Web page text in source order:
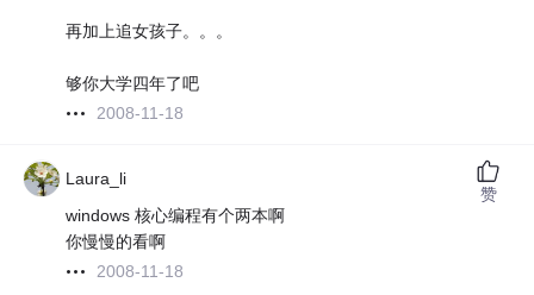
再加上追女孩子。。。
够你大学四年了吧
2008-11-18
Laura_li
windows 核心编程有个两本啊
你慢慢的看啊
2008-11-18
赞